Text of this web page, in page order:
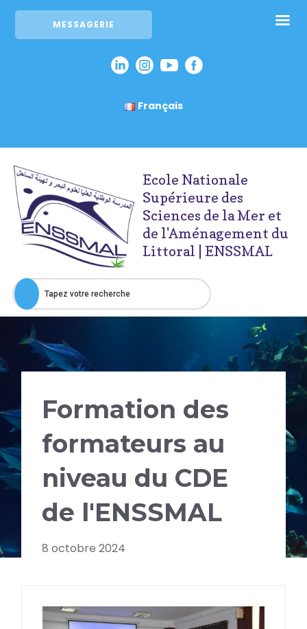
MESSAGERIE
Français
Ecole Nationale
Supérieure des
Sciences de la Mer et
de l'Aménagement du
Littoral | ENSSMAL
Formation des
formateurs au
niveau du CDE
de l'ENSSMAL
8 octobre 2024